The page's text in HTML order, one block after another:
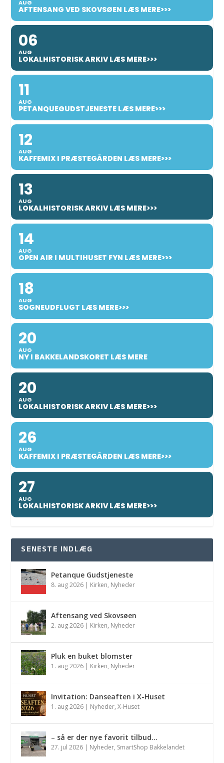
AUG
AFTENSANG VED SKOVSØEN LÆS MERE>>>
06
AUG
LOKALHISTORISK ARKIV LÆS MERE>>>
11
AUG
PETANQUEGUDSTJENESTE LÆS MERE>>>
12
AUG
KAFFEMIX I PRÆSTEGÅRDEN LÆS MERE>>>
13
AUG
LOKALHISTORISK ARKIV LÆS MERE>>>
14
AUG
OPEN AIR I MULTIHUSET FYN LÆS MERE>>>
18
AUG
SOGNEUDFLUGT LÆS MERE>>>
20
AUG
NY I BAKKELANDSKORET LÆS MERE
20
AUG
LOKALHISTORISK ARKIV LÆS MERE>>>
26
AUG
KAFFEMIX I PRÆSTEGÅRDEN LÆS MERE>>>
27
AUG
LOKALHISTORISK ARKIV LÆS MERE>>>
SENESTE INDLÆG
Petanque Gudstjeneste
8. aug 2026 | Kirken, Nyheder
Aftensang ved Skovsøen
2. aug 2026 | Kirken, Nyheder
Pluk en buket blomster
1. aug 2026 | Kirken, Nyheder
Invitation: Danseaften i X-Huset
1. aug 2026 | Nyheder,X-Huset
– så er der nye favorit tilbud…
27. jul 2026 | Nyheder, SmartShop Bakkelandet